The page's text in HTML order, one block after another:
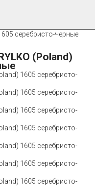
серебристо-черные
(Poland)